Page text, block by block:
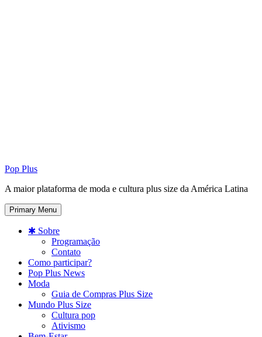
Pop Plus
A maior plataforma de moda e cultura plus size da América Latina
Primary Menu
✱ Sobre
Programação
Contato
Como participar?
Pop Plus News
Moda
Guia de Compras Plus Size
Mundo Plus Size
Cultura pop
Ativismo